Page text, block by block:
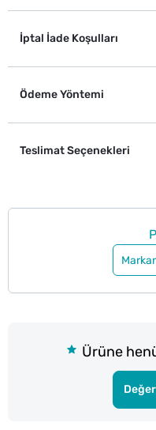
İptal İade Koşulları
Ödeme Yöntemi
Teslimat Seçenekleri
Ürüne